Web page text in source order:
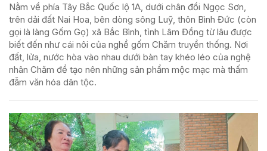
Nằm về phía Tây Bắc Quốc lộ 1A, dưới chân đồi Ngọc Sơn,
trên dải đất Nai Hoa, bên dòng sông Luỹ, thôn Bình Đức (còn
gọi là làng Gốm Gọ) xã Bắc Bình, tỉnh Lâm Đồng từ lâu được
biết đến như cái nôi của nghề gốm Chăm truyền thống. Nơi
đất, lửa, nước hòa vào nhau dưới bàn tay khéo léo của nghệ
nhân Chăm để tạo nên những sản phẩm mộc mạc mà thấm
đẫm văn hóa dân tộc.